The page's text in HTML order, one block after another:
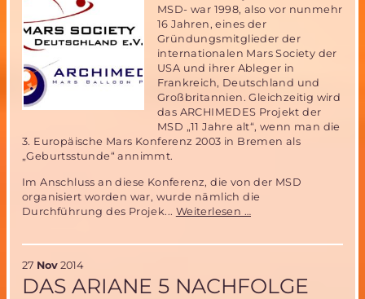
MSD- war 1998, also vor nunmehr
16 Jahren, eines der
Gründungsmitglieder der
internationalen Mars Society der
USA und ihrer Ableger in
Frankreich, Deutschland und
Großbritannien. Gleichzeitig wird
das ARCHIMEDES Projekt der
MSD „11 Jahre alt“, wenn man die
3. Europäische Mars Konferenz 2003 in Bremen als
„Geburtsstunde“ annimmt.
Im Anschluss an diese Konferenz, die von der MSD
organisiert worden war, wurde nämlich die
Durchführung des Projek... Weiterlesen …
Mars
27 Nov 2014
DAS ARIANE 5 NACHFOLGE